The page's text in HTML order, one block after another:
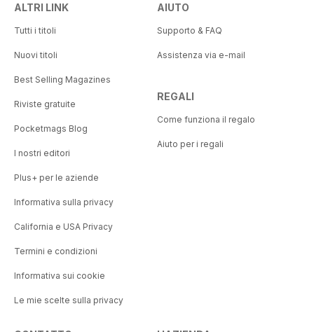
ALTRI LINK
Tutti i titoli
Nuovi titoli
Best Selling Magazines
Riviste gratuite
Pocketmags Blog
I nostri editori
Plus+ per le aziende
Informativa sulla privacy
California e USA Privacy
Termini e condizioni
Informativa sui cookie
Le mie scelte sulla privacy
AIUTO
Supporto & FAQ
Assistenza via e-mail
REGALI
Come funziona il regalo
Aiuto per i regali